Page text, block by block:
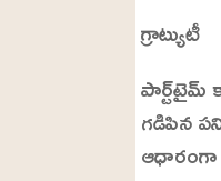
గ్రాట్యుటీ
పార్ట్‌టైమ్
గడిపిన
ఆధారంగా